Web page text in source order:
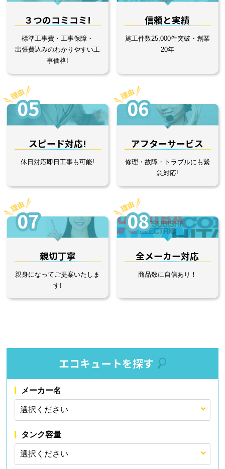
３つのコミコミ!
標準工事費・工事保障・
出張費込みのわかりやすい工
事価格!
信頼と実績
施工件数25,000件突破・創業
20年
05
スピード対応!
休日対応即日工事も可能!
06
アフターサービス
修理・故障・トラブルにも緊
急対応!
07
親切丁寧
親身になってご提案いたしま
す!
08
全メーカー対応
商品数に自信あり！
エコキュートを探す
メーカー名
タンク容量